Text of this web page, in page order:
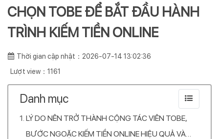
CHỌN TOBE ĐỂ BẮT ĐẦU HÀNH
TRÌNH KIẾM TIỀN ONLINE
Thời gian cập nhật：2026-07-14 13:02:36
Lượt view：1161
Danh mục
LÝ DO NÊN TRỞ THÀNH CỘNG TÁC VIÊN TOBE,
BƯỚC NGOẶC KIẾM TIỀN ONLINE HIỆU QUẢ VÀ